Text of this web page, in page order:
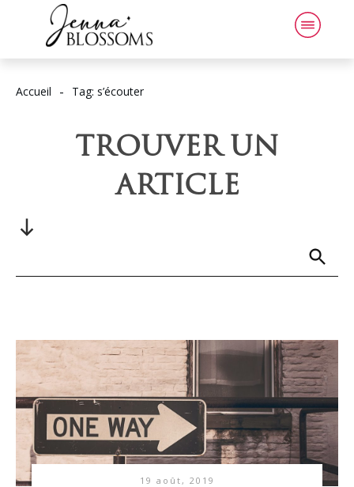
Accueil - Tag: s’écouter
TROUVER UN
ARTICLE
19 août, 2019